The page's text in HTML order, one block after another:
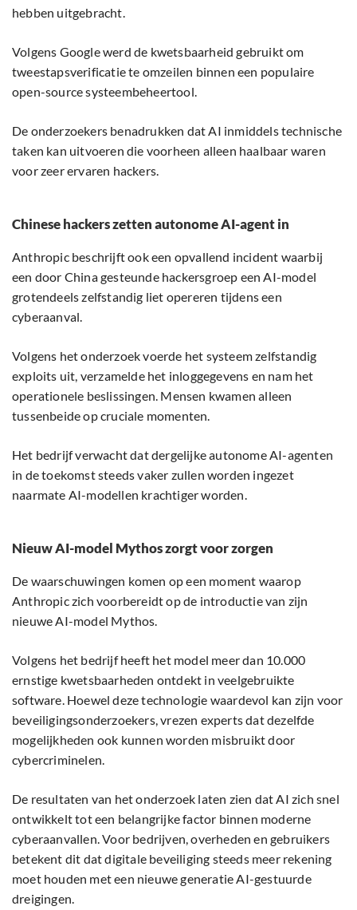
hebben uitgebracht.
Volgens Google werd de kwetsbaarheid gebruikt om
tweestapsverificatie te omzeilen binnen een populaire
open-source systeembeheertool.
De onderzoekers benadrukken dat AI inmiddels technische
taken kan uitvoeren die voorheen alleen haalbaar waren
voor zeer ervaren hackers.
Chinese hackers zetten autonome AI-agent in
Anthropic beschrijft ook een opvallend incident waarbij
een door China gesteunde hackersgroep een AI-model
grotendeels zelfstandig liet opereren tijdens een
cyberaanval.
Volgens het onderzoek voerde het systeem zelfstandig
exploits uit, verzamelde het inloggegevens en nam het
operationele beslissingen. Mensen kwamen alleen
tussenbeide op cruciale momenten.
Het bedrijf verwacht dat dergelijke autonome AI-agenten
in de toekomst steeds vaker zullen worden ingezet
naarmate AI-modellen krachtiger worden.
Nieuw AI-model Mythos zorgt voor zorgen
De waarschuwingen komen op een moment waarop
Anthropic zich voorbereidt op de introductie van zijn
nieuwe AI-model Mythos.
Volgens het bedrijf heeft het model meer dan 10.000
ernstige kwetsbaarheden ontdekt in veelgebruikte
software. Hoewel deze technologie waardevol kan zijn voor
beveiligingsonderzoekers, vrezen experts dat dezelfde
mogelijkheden ook kunnen worden misbruikt door
cybercriminelen.
De resultaten van het onderzoek laten zien dat AI zich snel
ontwikkelt tot een belangrijke factor binnen moderne
cyberaanvallen. Voor bedrijven, overheden en gebruikers
betekent dit dat digitale beveiliging steeds meer rekening
moet houden met een nieuwe generatie AI-gestuurde
dreigingen.